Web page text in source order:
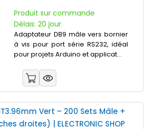
Produit sur commande
Délais: 20 jour
Adaptateur DB9 mâle vers bornier
à vis pour port série RS232, idéal
pour projets Arduino et applicat...
Vert – 200 Sets Mâle +
droites) | ELECTRONIC SHOP